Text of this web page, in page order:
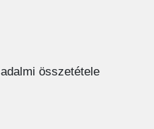
összetétele